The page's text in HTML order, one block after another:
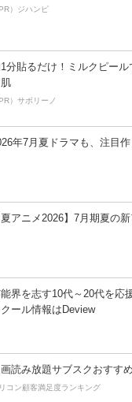
PR）ジハンピ
分貼るだけ！ミルクピー
PR）サボリーノ
年7月夏ドラマも、注目
夏アニメ2026】7月期夏の
界を志す10代～20代を応
ール情報はDeview
読み放題サブスクおすす
コン顧客満足度ランキング